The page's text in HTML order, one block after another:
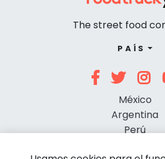
The street food
PAÍS
México
Argentina
Perú